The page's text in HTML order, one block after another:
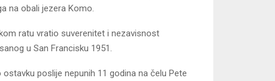
na obali jezera Komo.
ratu vratio suverenitet i nezavisnost
u San Francisku 1951.
poslije nepunih 11 godina na čelu Pete